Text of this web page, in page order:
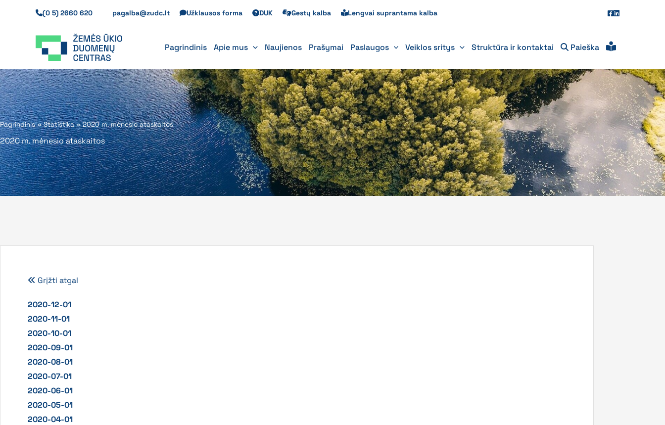
(0 5) 2660 620 pagalba@zudc.lt Užklausos forma DUK Gestų kalba Lengvai suprantama kalba
Pagrindinis Apie mus Naujienos Prašymai Paslaugos Veiklos sritys Struktūra ir kontaktai Paieška
Pagrindinis»Statistika»2020 m. mėnesio ataskaitos
2020 m. mėnesio ataskaitos
Grįžti atgal
2020-12-01
2020-11-01
2020-10-01
2020-09-01
2020-08-01
2020-07-01
2020-06-01
2020-05-01
2020-04-01